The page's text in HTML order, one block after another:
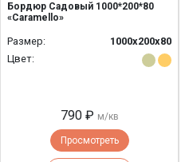
Бордюр Садовый 1000*200*80
«Caramello»
Размер:
1000х200х80
Цвет:
790 ₽ м/кв
Просмотреть